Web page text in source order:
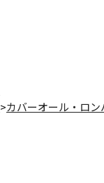
>カバーオール・ロン